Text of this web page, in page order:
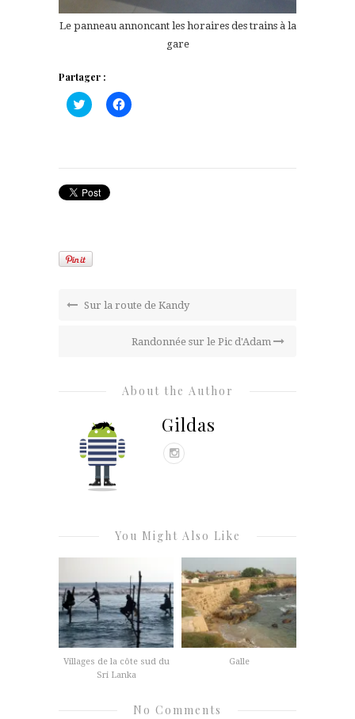
Le panneau annoncant les horaires des trains à la
gare
Partager :
Cliquez
pour
fenêtre)
Cliquez
pour
Sur la route de Kandy
Randonnée sur le Pic d'Adam
About the Author
Gildas
You Might Also Like
Villages de la côte sud du
Sri Lanka
Galle
No Comments